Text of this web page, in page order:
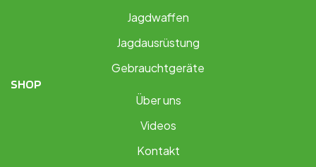
Jagdwaffen
Jagdausrüstung
Gebrauchtgeräte
SHOP
Über uns
Videos
Kontakt